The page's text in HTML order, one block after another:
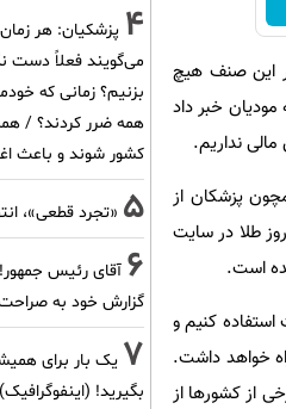
این صنف هیچ
65 درصد صنف طلا به سامانه مودیان خبر داد
نداریم.
پزشکان از
طلا در سایت
است.
استفاده کنیم و
خواهد داشت.
برخی از کشورها از
4 پزشکیان: هر
می‌گویند فعلاً دست
بزنیم؟ زمانی که
همه ضرر کردند؟ /
کشور شوند و باعث
5 «تجرد قطعی»،
6 آقای رئیس
گزارش خود به صراحت
7 یک بار برای
بگیرید! (اینفوگرافیک)